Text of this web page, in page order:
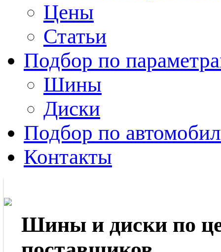
Цены
Статьи
Подбор по
Шины
Диски
Подбор по
Контакты
Шины и диски по